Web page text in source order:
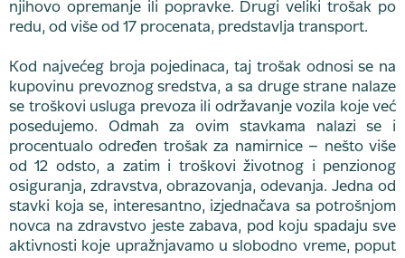
njihovo opremanje ili popravke. Drugi veliki trošak po
redu, od više od 17 procenata, predstavlja transport.
Kod najvećeg broja pojedinaca, taj trošak odnosi se na
kupovinu prevoznog sredstva, a sa druge strane nalaze
se troškovi usluga prevoza ili održavanje vozila koje već
posedujemo. Odmah za ovim stavkama nalazi se i
procentualo određen trošak za namirnice – nešto više
od 12 odsto, a zatim i troškovi životnog i penzionog
osiguranja, zdravstva, obrazovanja, odevanja. Jedna od
stavki koja se, interesantno, izjednačava sa potrošnjom
novca na zdravstvo jeste zabava, pod koju spadaju sve
aktivnosti koje upražnjavamo u slobodno vreme, poput